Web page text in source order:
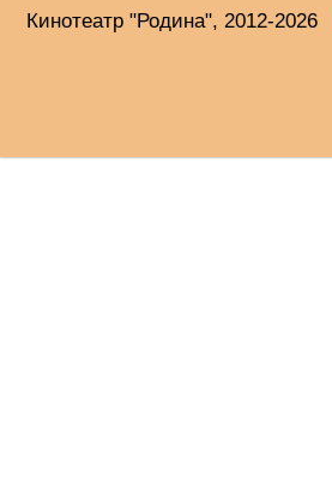
Кинотеатр "Родина", 2012-2026